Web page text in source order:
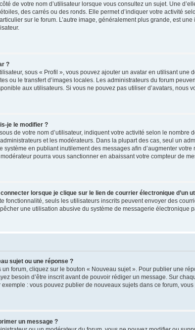
de votre nom d’utilisateur lorsque vous consultez un sujet. Une
des carrés ou des ronds. Elle permet d’indiquer votre activité
sur le forum. L’autre image, généralement plus grande, est
?
sous « Profil », vous pouvez ajouter un avatar en utilisant une
ou le transfert d’images locales. Les administrateurs du forum
aux utilisateurs. Si vous ne pouvez pas utiliser d’avatars, nous
je le modifier ?
de votre nom d’utilisateur, indiquent votre activité selon le
et les modérateurs. Dans la plupart des cas, seul un
système en publiant inutilement des messages afin d’augmenter
pourra vous sanctionner en abaissant votre compteur de
lorsque je clique sur le lien de courrier électronique d’un
fonctionnalité, seuls les utilisateurs inscrits peuvent envoyer des
une utilisation abusive du système de messagerie électronique
sujet ou une réponse ?
forum, cliquez sur le bouton « Nouveau sujet ». Pour publier une
besoin d’être inscrit avant de pouvoir rédiger un message. Sur
exemple : vous pouvez publier de nouveaux sujets dans ce forum,
un message ?